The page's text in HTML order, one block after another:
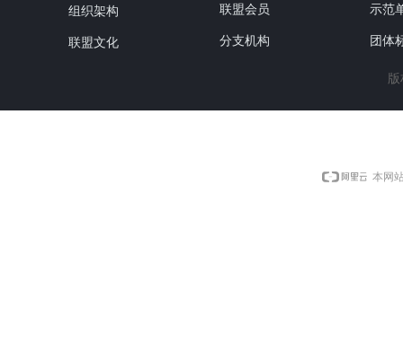
组织架构
联盟文化
联盟会员
分支机构
示范
团体
本网